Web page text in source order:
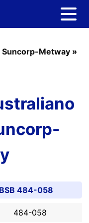
Suncorp-Metway »
484-058
484-058